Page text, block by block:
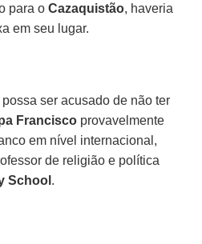
para oCazaquistão, haveria
em seu lugar.
ser acusado de não ter
Francisco provavelmente
em nível internacional,
de religião e política
School .